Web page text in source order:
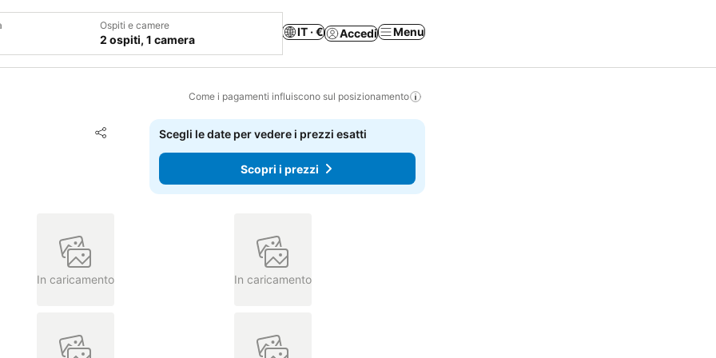
Ospiti e camere
2 ospiti, 1 camera
IT · € Accedi Menu
Come i pagamenti influiscono sul posizionamento
Condividi
Aggiungi ai preferiti
Scegli le date per vedere i prezzi esatti
Scopri i prezzi
In caricamento In caricamento